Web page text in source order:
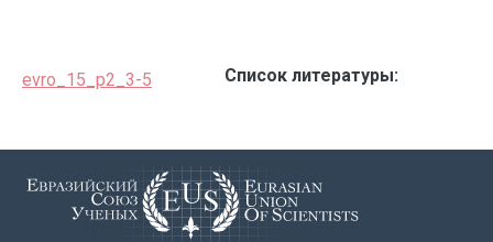
evro_15_p2_3-5 Список литературы: